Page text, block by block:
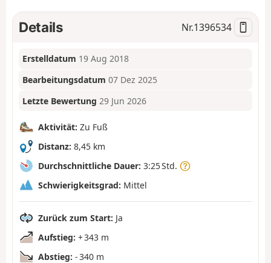
Details Nr.1396534
Erstelldatum 19 Aug 2018
Bearbeitungsdatum 07 Dez 2025
Letzte Bewertung 29 Jun 2026
Aktivität: Zu Fuß
Distanz: 8,45 km
Durchschnittliche Dauer: 3:25 Std.
Schwierigkeitsgrad: Mittel
Zurück zum Start: Ja
Aufstieg: + 343 m
Abstieg: - 340 m